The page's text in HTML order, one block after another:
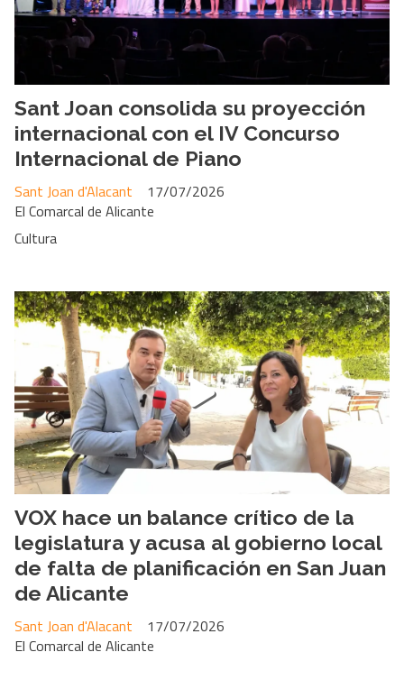
Sant Joan consolida su proyección
internacional con el IV Concurso
Internacional de Piano
El Comarcal de Alicante
Sant Joan d'Alacant 17/07/2026
Cultura
VOX hace un balance crítico de la
legislatura y acusa al gobierno local
de falta de planificación en San Juan
de Alicante
El Comarcal de Alicante
Sant Joan d'Alacant 17/07/2026